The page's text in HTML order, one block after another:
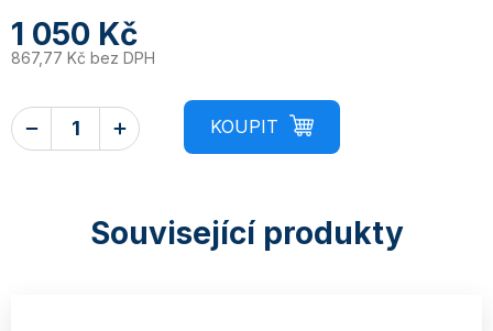
1 050 Kč
867,77 Kč bez DPH
Související produkty